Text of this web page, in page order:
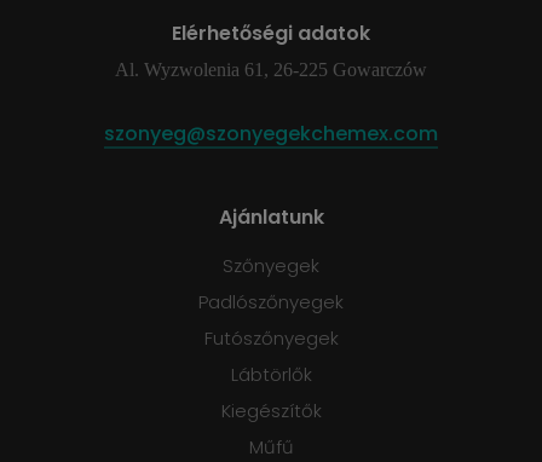
Elérhetőségi adatok
Al. Wyzwolenia 61, 26-225 Gowarczów
szonyeg@szonyegekchemex.com
Ajánlatunk
Szőnyegek
Padlószőnyegek
Futószőnyegek
Lábtörlők
Kiegészítők
Műfű